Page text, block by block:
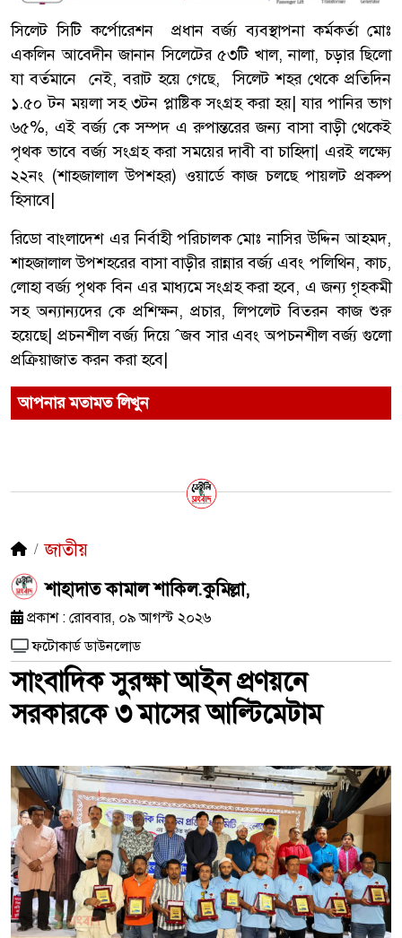
সিলেট সিটি কর্পোরেশন প্রধান বর্জ্য ব্যবস্থাপনা কর্মকর্তা মোঃ
একলিন আবেদীন জানান সিলেটের ৫৩টি খাল, নালা, চড়ার ছিলো
যা বর্তমানে নেই, বরাট হয়ে গেছে, সিলেট শহর থেকে প্রতিদিন
১.৫০ টন ময়লা সহ ৩টন প্লাষ্টিক সংগ্রহ করা হয়| যার পানির ভাগ
৬৫%, এই বর্জ্য কে সম্পদ এ রুপান্তরের জন্য বাসা বাড়ী থেকেই
পৃথক ভাবে বর্জ্য সংগ্রহ করা সময়ের দাবী বা চাহিদা| এরই লক্ষ্যে
২২নং (শাহজালাল উপশহর) ওয়ার্ডে কাজ চলছে পায়লট প্রকল্প
হিসাবে|
রিডো বাংলাদেশ এর নির্বাহী পরিচালক মোঃ নাসির উদ্দিন আহমদ,
শাহজালাল উপশহরের বাসা বাড়ীর রান্নার বর্জ্য এবং পলিথিন, কাচ,
লোহা বর্জ্য পৃথক বিন এর মাধ্যমে সংগ্রহ করা হবে, এ জন্য গৃহকমী
সহ অন্যান্যদের কে প্রশিক্ষন, প্রচার, লিপলেট বিতরন কাজ শুরু
হয়েছে| প্রচনশীল বর্জ্য দিয়ে ˆজব সার এবং অপচনশীল বর্জ্য গুলো
প্রক্রিয়াজাত করন করা হবে|
আপনার মতামত লিখুন
জাতীয়
শাহাদাত কামাল শাকিল.কুমিল্লা,
প্রকাশ : রোববার, ০৯ আগস্ট ২০২৬
ফটোকার্ড ডাউনলোড
সাংবাদিক সুরক্ষা আইন প্রণয়নে
সরকারকে ৩ মাসের আল্টিমেটাম